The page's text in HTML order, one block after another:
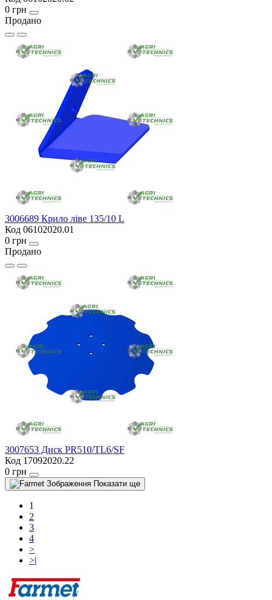
0 грн
Продано
3006689 Крило ліве 135/10 L
Код 06102020.01
0 грн
Продано
3007653 Диск PR510/TL6/SF
Код 17092020.22
0 грн
Показати ще
1
2
3
4
>
>|